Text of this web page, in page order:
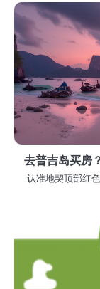
去普吉岛买房
认准地契顶部红